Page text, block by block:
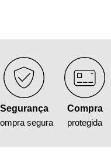
Segurança
segura
Compra
protegida